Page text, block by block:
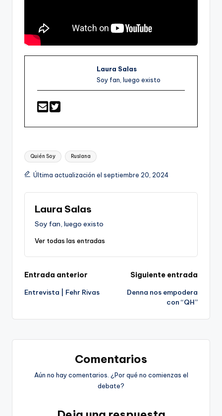
Laura Salas
Soy fan, luego existo
Etiquetas:
Quién Soy Ruslana
Última actualización el septiembre 20, 2024
Laura Salas
Soy fan, luego existo
Ver todas las entradas
Navegación
de
entradas
Entrada anterior
Entrevista | Fehr Rivas
Siguiente entrada
Denna nos empodera
con “QH”
Comentarios
Aún no hay comentarios. ¿Por qué no comienzas el
debate?